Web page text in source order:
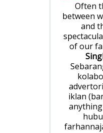
Often
between
and
of our
iklan